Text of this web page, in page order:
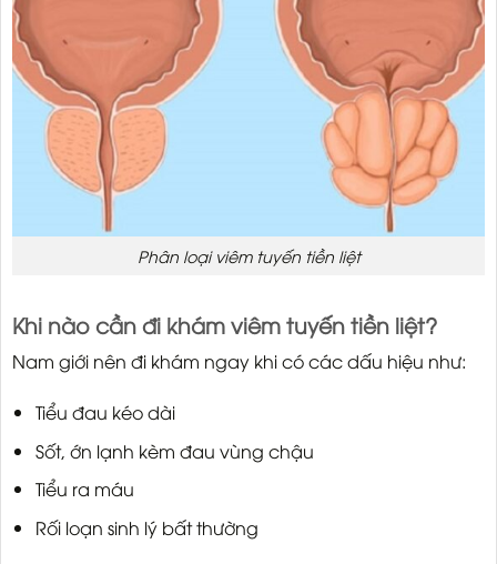
Phân loại viêm tuyến tiền liệt
Khi nào cần đi khám viêm tuyến tiền liệt?
Nam giới nên đi khám ngay khi có các dấu hiệu như:
Tiểu đau kéo dài
Sốt, ớn lạnh kèm đau vùng chậu
Tiểu ra máu
Rối loạn sinh lý bất thường